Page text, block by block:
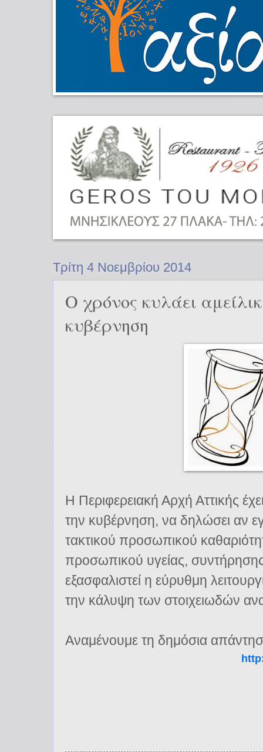
Τρίτη 4 Νοεμβρίου 2014
Ο χρόνος κυλάει
κυβέρνηση
Η Περιφερειακή Αρχή Αττικής
την κυβέρνηση, να δηλώσει αν
τακτικού προσωπικού
προσωπικού υγείας,
εξασφαλιστεί η εύρυθμη
την κάλυψη των στοιχειωδών
Αναμένουμε τη δημόσια